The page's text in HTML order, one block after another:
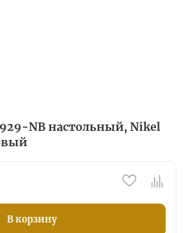
NB настольный, Nikel
В корзину